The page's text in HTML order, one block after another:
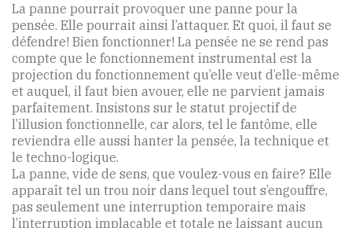
La panne pourrait provoquer une panne pour la
pensée. Elle pourrait ainsi l’attaquer. Et quoi, il faut se
défendre! Bien fonctionner! La pensée ne se rend pas
compte que le fonctionnement instrumental est la
projection du fonctionnement qu’elle veut d’elle-même
et auquel, il faut bien avouer, elle ne parvient jamais
parfaitement. Insistons sur le statut projectif de
l’illusion fonctionnelle, car alors, tel le fantôme, elle
reviendra elle aussi hanter la pensée, la technique et
le techno-logique.
La panne, vide de sens, que voulez-vous en faire? Elle
apparaît tel un trou noir dans lequel tout s’engouffre,
pas seulement une interruption temporaire mais
l’interruption implacable et totale ne laissant aucun